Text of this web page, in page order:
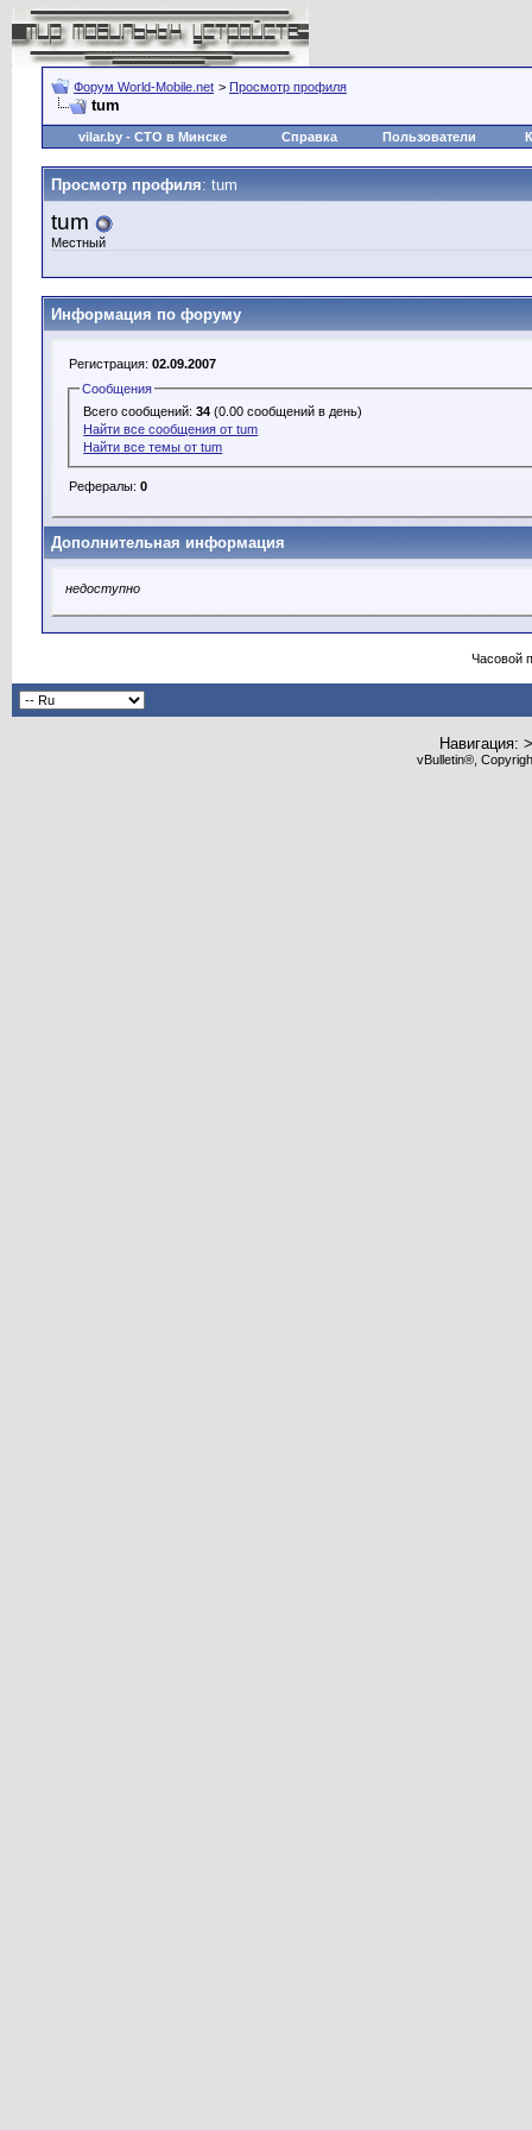
Форум World-Mobile.net > Просмотр профиля
tum
vilar.by - СТО в Минске Справка Пользователи
Просмотр профиля: tum
tum
Местный
Информация по форуму
Регистрация: 02.09.2007
Сообщения
Всего сообщений:34 (0.00 сообщений в день)
Найти все сообщения от tum
Найти все темы от tum
Рефералы: 0
Дополнительная информация
недоступно
Часовой
Навигация:
vBulletin®,